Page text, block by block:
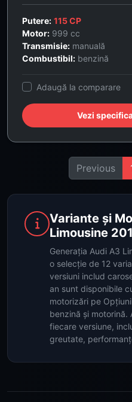
Putere: 115 CP
Motor: 999 cc
Transmisie: manuală
Combustibil: benzină
Adaugă la comparare
Vezi
Previous
Variante și
Limousine
Generația Audi A3
o selecție de 12
versiuni includ
an sunt disponibile
motorizări pe
benzină și
fiecare versiune,
greutate,